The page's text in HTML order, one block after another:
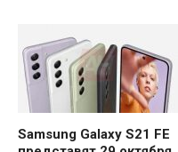
Samsung Galaxy S21 FE